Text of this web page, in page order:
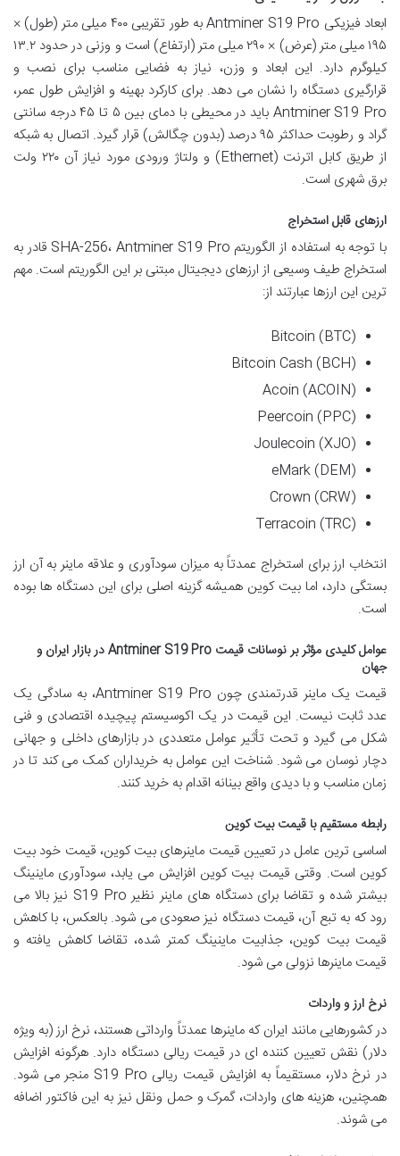
ابعاد فیزیکی Antminer S19 Pro به طور تقریبی ۴۰۰ میلی متر (طول) ×
۱۹۵ میلی متر (عرض) × ۲۹۰ میلی متر (ارتفاع) است و وزنی در حدود ۱۳.۲
کیلوگرم دارد. این ابعاد و وزن، نیاز به فضایی مناسب برای نصب و
قرارگیری دستگاه را نشان می دهد. برای کارکرد بهینه و افزایش طول عمر،
Antminer S19 Pro باید در محیطی با دمای بین ۵ تا ۴۵ درجه سانتی
گراد و رطوبت حداکثر ۹۵ درصد (بدون چگالش) قرار گیرد. اتصال به شبکه
از طریق کابل اترنت (Ethernet) و ولتاژ ورودی مورد نیاز آن ۲۲۰ ولت
برق شهری است.
ارزهای قابل استخراج
با توجه به استفاده از الگوریتم SHA-256، Antminer S19 Pro قادر به
استخراج طیف وسیعی از ارزهای دیجیتال مبتنی بر این الگوریتم است. مهم
ترین این ارزها عبارتند از:
Bitcoin (BTC)
Bitcoin Cash (BCH)
Acoin (ACOIN)
Peercoin (PPC)
Joulecoin (XJO)
eMark (DEM)
Crown (CRW)
Terracoin (TRC)
انتخاب ارز برای استخراج عمدتاً به میزان سودآوری و علاقه ماینر به آن ارز
بستگی دارد، اما بیت کوین همیشه گزینه اصلی برای این دستگاه ها بوده
است.
عوامل کلیدی مؤثر بر نوسانات قیمت Antminer S19 Pro در بازار ایران و
جهان
قیمت یک ماینر قدرتمندی چون Antminer S19 Pro، به سادگی یک
عدد ثابت نیست. این قیمت در یک اکوسیستم پیچیده اقتصادی و فنی
شکل می گیرد و تحت تأثیر عوامل متعددی در بازارهای داخلی و جهانی
دچار نوسان می شود. شناخت این عوامل به خریداران کمک می کند تا در
زمان مناسب و با دیدی واقع بینانه اقدام به خرید کنند.
رابطه مستقیم با قیمت بیت کوین
اساسی ترین عامل در تعیین قیمت ماینرهای بیت کوین، قیمت خود بیت
کوین است. وقتی قیمت بیت کوین افزایش می یابد، سودآوری ماینینگ
بیشتر شده و تقاضا برای دستگاه های ماینر نظیر S19 Pro نیز بالا می
رود که به تبع آن، قیمت دستگاه نیز صعودی می شود. بالعکس، با کاهش
قیمت بیت کوین، جذابیت ماینینگ کمتر شده، تقاضا کاهش یافته و
قیمت ماینرها نزولی می شود.
نرخ ارز و واردات
در کشورهایی مانند ایران که ماینرها عمدتاً وارداتی هستند، نرخ ارز (به ویژه
دلار) نقش تعیین کننده ای در قیمت ریالی دستگاه دارد. هرگونه افزایش
در نرخ دلار، مستقیماً به افزایش قیمت ریالی S19 Pro منجر می شود.
همچنین، هزینه های واردات، گمرک و حمل ونقل نیز به این فاکتور اضافه
می شوند.